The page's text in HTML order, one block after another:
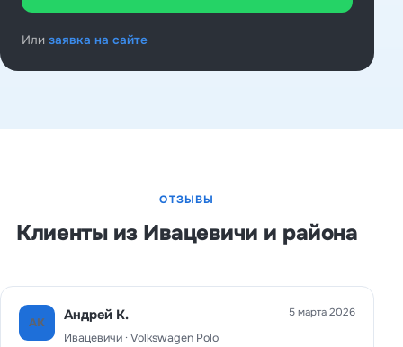
Или заявка на сайте
ОТЗЫВЫ
Клиенты из Ивацевичи и района
АК Андрей К.
Ивацевичи · Volkswagen Polo
5 марта 2026